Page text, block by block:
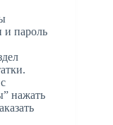
и пароль
нажать